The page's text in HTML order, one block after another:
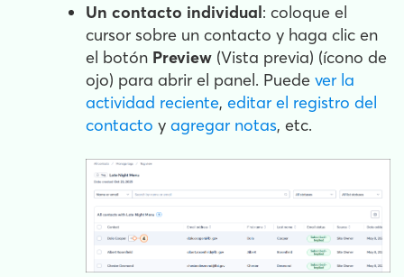
Un contacto individual: coloque el
cursor sobre un contacto y haga clic en
el botón Preview (Vista previa) (ícono de
ojo) para abrir el panel. Puede ver la
actividad reciente, editar el registro del
contacto y agregar notas, etc.